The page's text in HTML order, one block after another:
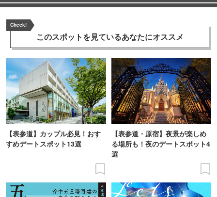
Check!
このスポットを見ているあなたにオススメ
【表参道】カップル必見！おす
すめデートスポット13選
【表参道・原宿】夜景が楽しめ
る場所も！夜のデートスポット4
選